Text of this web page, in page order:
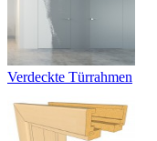
Verdeckte Türrahmen